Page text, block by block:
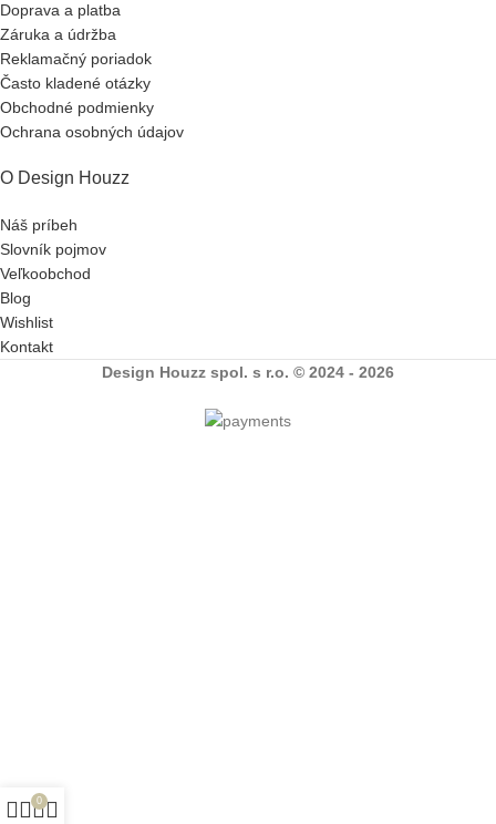
Doprava a platba
Záruka a údržba
Reklamačný poriadok
Často kladené otázky
Obchodné podmienky
Ochrana osobných údajov
O Design Houzz
Náš príbeh
Slovník pojmov
Veľkoobchod
Blog
Wishlist
Kontakt
Design Houzz spol. s r.o. © 2024 - 2026
0